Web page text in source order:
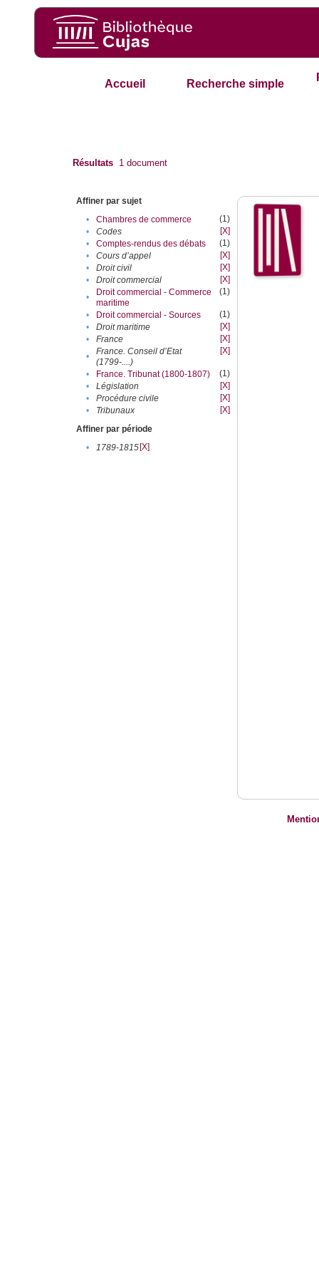
Accueil Recherche simple
Résultats 1 document
Affiner par sujet
•
Chambres de commerce
(1)
•
Codes
[X]
•
Comptes-rendus des débats
(1)
•
Cours d’appel
[X]
•
Droit civil
[X]
•
Droit commercial
[X]
•
Droit commercial - Commerce
maritime
(1)
• Droit commercial - Sources
(1)
•
Droit maritime
[X]
•
France
[X]
•
France. Conseil d’Etat
(1799-....)
[X]
• France. Tribunat (1800-1807)
(1)
•
Législation
[X]
•
Procédure civile
[X]
•
Tribunaux
[X]
Affiner par période
•
1789-1815[X]